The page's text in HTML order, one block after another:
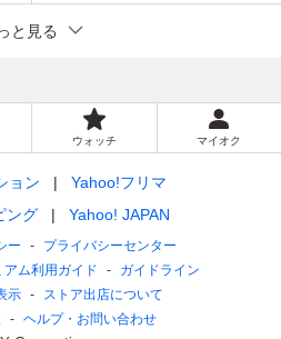
と見る
ウォッチ マイオク
ョン
Yahoo!フリマ
ング
Yahoo! JAPAN
ー
プライバシーセンター
アム利用ガイド
ガイドライン
示
ストア出店について
ヘルプ・お問い合わせ